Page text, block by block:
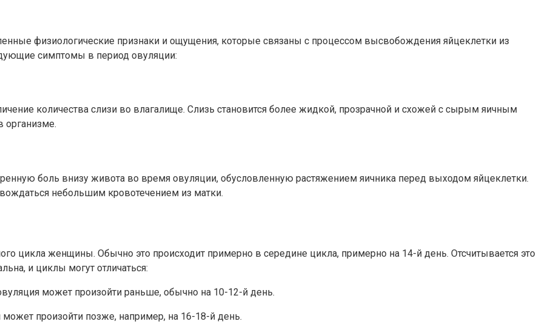
физиологические признаки и ощущения, которые связаны с процессом высвобождения яйцеклетки из
симптомы в период овуляции:
количества слизи во влагалище. Слизь становится более жидкой, прозрачной и схожей с сырым яичным
организме.
боль внизу живота во время овуляции, обусловленную растяжением яичника перед выходом яйцеклетки.
небольшим кровотечением из матки.
цикла женщины. Обычно это происходит примерно в середине цикла, примерно на 14-й день. Отсчитывается это
и циклы могут отличаться:
может произойти раньше, обычно на 10-12-й день.
произойти позже, например, на 16-18-й день.